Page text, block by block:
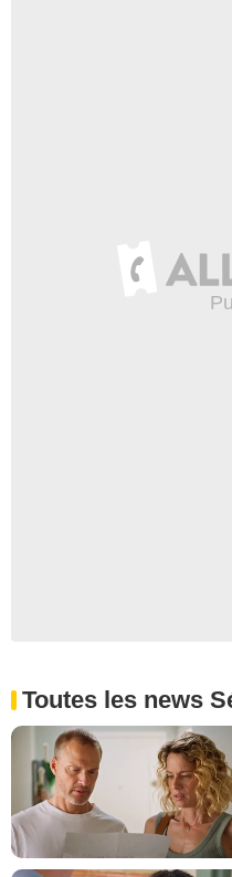
Toutes les news